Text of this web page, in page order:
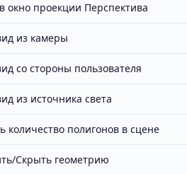
окно проекции Перспектива
из камеры
со стороны пользователя
из источника света
количество полигонов в сцене
Скрыть геометрию